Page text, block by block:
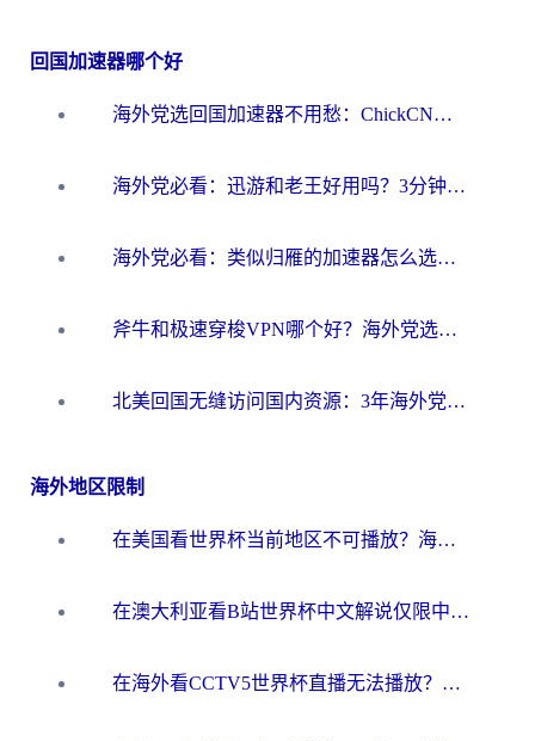
回国加速器哪个好
海外党选回国加速器不用愁：ChickCN和洞见哪个好？一篇搞定所有疑问
海外党必看：迅游和老王好用吗？3分钟选对加速国内网络的加速器
海外党必看：类似归雁的加速器怎么选？一篇搞定无缝访问国内资源
斧牛和极速穿梭VPN哪个好？海外党选回国加速器必看的真实对比与避坑指南
北美回国无缝访问国内资源：3年海外党亲测的加速器选择指南
海外地区限制
在美国看世界杯当前地区不可播放？海外党体育观赛终极指南来了！
在澳大利亚看B站世界杯中文解说仅限中国大陆？这篇指南帮你打破限制看遍赛事
在海外看CCTV5世界杯直播无法播放？这篇指南让你和国内球迷同步呐喊